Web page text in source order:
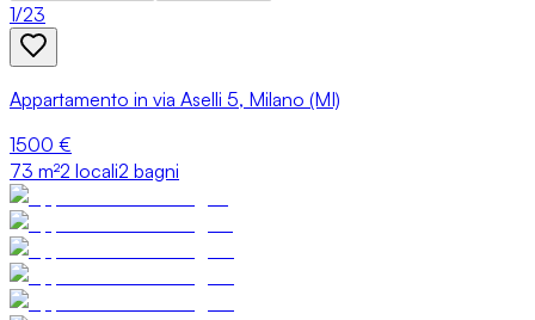
1/23
Appartamento in via Aselli 5, Milano (MI)
1500 €
73 m²2 locali2 bagni